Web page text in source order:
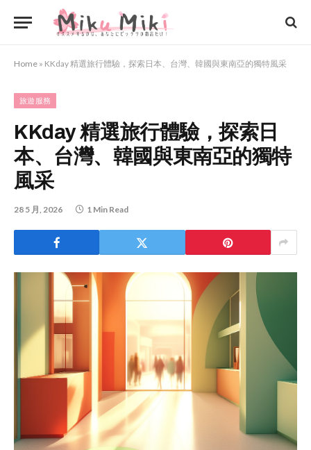
Home » KKday 精選旅行體驗，探索日本、台灣、韓國與東南亞的獨特風采
旅遊服務
KKday 精選旅行體驗，探索日
本、台灣、韓國與東南亞的獨特
風采
28 5 月, 2026 1 Min Read